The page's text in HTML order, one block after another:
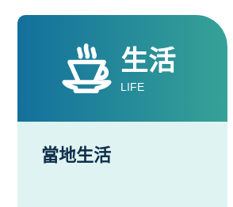
生活
LIFE
當地生活